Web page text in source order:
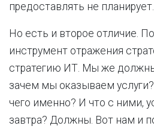
предоставлять не планирует.
Но есть и второе отличие.
инструмент отражения
стратегию ИТ. Мы же
зачем мы оказываем
чего именно? И что с ними,
завтра? Должны. Вот нам и